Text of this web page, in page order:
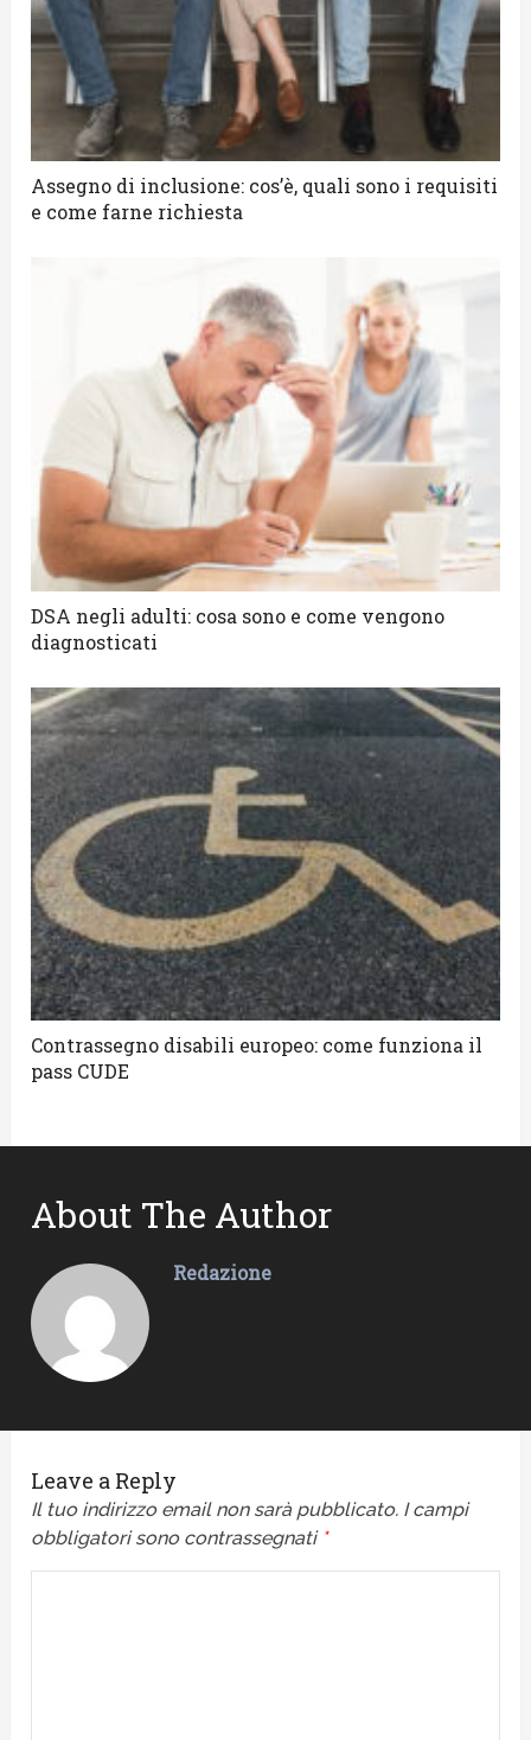
Assegno di inclusione: cos’è, quali sono i requisiti
e come farne richiesta
DSA negli adulti: cosa sono e come vengono
diagnosticati
Contrassegno disabili europeo: come funziona il
pass CUDE
About The Author
Redazione
Leave a Reply
Il tuo indirizzo email non sarà pubblicato. I campi
obbligatori sono contrassegnati *